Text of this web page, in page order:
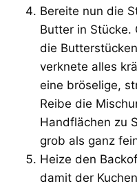
Bereite nun die
Butter in Stücke.
die
verknete alles
eine bröselige,
Reibe die
Handflächen zu
grob als ganz
Heize den
damit der